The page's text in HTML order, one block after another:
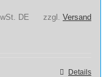
DE zzgl. Versand
Details